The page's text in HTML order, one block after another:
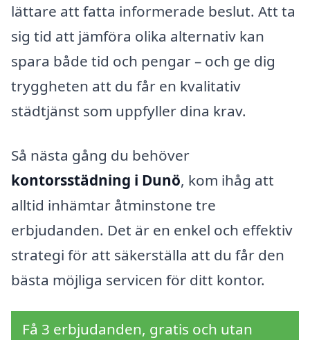
lättare att fatta informerade beslut. Att ta
sig tid att jämföra olika alternativ kan
spara både tid och pengar – och ge dig
tryggheten att du får en kvalitativ
städtjänst som uppfyller dina krav.
Så nästa gång du behöver
kontorsstädning i Dunö, kom ihåg att
alltid inhämtar åtminstone tre
erbjudanden. Det är en enkel och effektiv
strategi för att säkerställa att du får den
bästa möjliga servicen för ditt kontor.
Få 3 erbjudanden, gratis och utan